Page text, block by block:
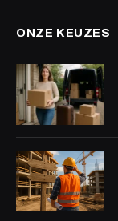
ONZE KEUZES